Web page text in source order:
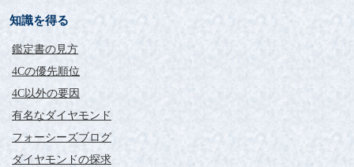
知識を得る
鑑定書の見方
4Cの優先順位
4C以外の要因
有名なダイヤモンド
フォーシーズブログ
ダイヤモンドの探求